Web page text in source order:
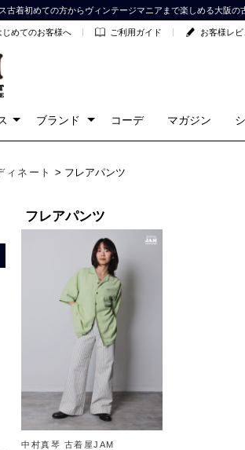
古着初めての方からヴィンテージマニアまで楽しめる大阪
じめてのお客様へ ご利用ガイド お客様レビ
ブランド コーデ マガジン
ィネート > フレアパンツ
フレアパンツ
中村真琴 古着屋JAM